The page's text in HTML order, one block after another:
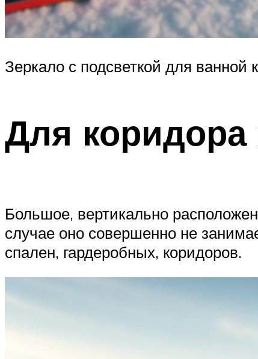
Зеркало с подсветкой для ванной
Для коридора
Большое, вертикально
случае оно совершенно не
спален, гардеробных, коридоров.